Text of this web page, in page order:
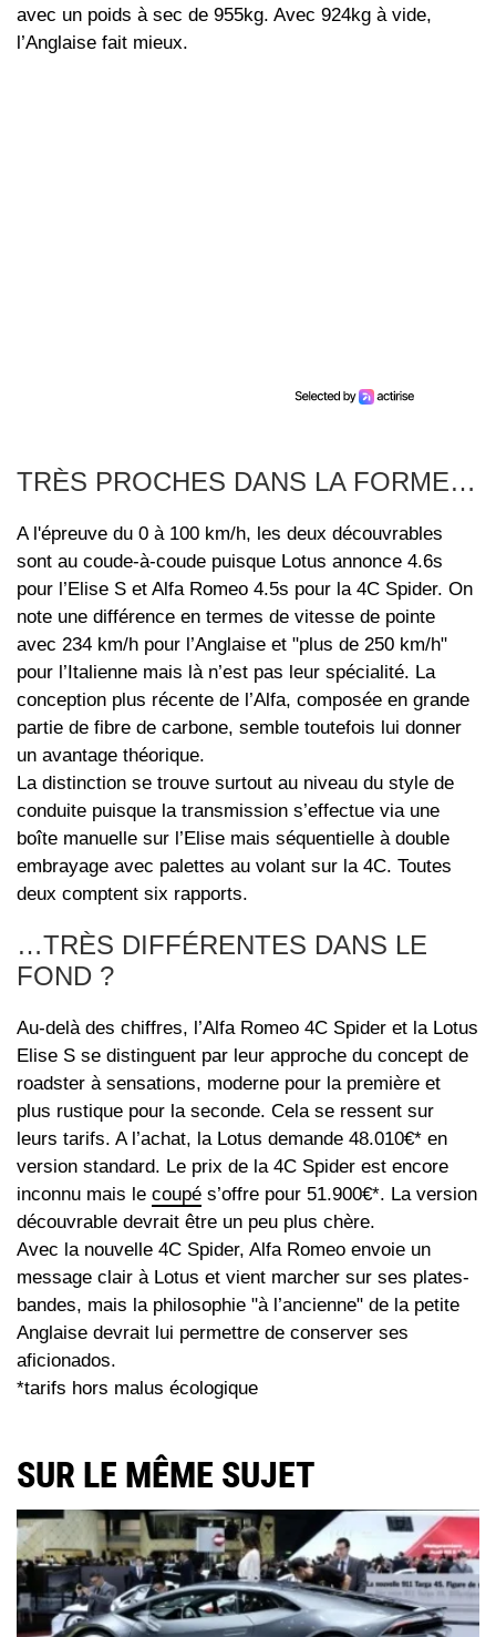
avec un poids à sec de 955kg. Avec 924kg à vide,
l’Anglaise fait mieux.
TRÈS PROCHES DANS LA FORME…
A l'épreuve du 0 à 100 km/h, les deux découvrables
sont au coude-à-coude puisque Lotus annonce 4.6s
pour l’Elise S et Alfa Romeo 4.5s pour la 4C Spider. On
note une différence en termes de vitesse de pointe
avec 234 km/h pour l’Anglaise et "plus de 250 km/h"
pour l’Italienne mais là n’est pas leur spécialité. La
conception plus récente de l’Alfa, composée en grande
partie de fibre de carbone, semble toutefois lui donner
un avantage théorique.
La distinction se trouve surtout au niveau du style de
conduite puisque la transmission s’effectue via une
boîte manuelle sur l’Elise mais séquentielle à double
embrayage avec palettes au volant sur la 4C. Toutes
deux comptent six rapports.
…TRÈS DIFFÉRENTES DANS LE
FOND ?
Au-delà des chiffres, l’Alfa Romeo 4C Spider et la Lotus
Elise S se distinguent par leur approche du concept de
roadster à sensations, moderne pour la première et
plus rustique pour la seconde. Cela se ressent sur
leurs tarifs. A l’achat, la Lotus demande 48.010€* en
version standard. Le prix de la 4C Spider est encore
inconnu mais le coupé s’offre pour 51.900€*. La version
découvrable devrait être un peu plus chère.
Avec la nouvelle 4C Spider, Alfa Romeo envoie un
message clair à Lotus et vient marcher sur ses plates-
bandes, mais la philosophie "à l’ancienne" de la petite
Anglaise devrait lui permettre de conserver ses
aficionados.
*tarifs hors malus écologique
SUR LE MÊME SUJET